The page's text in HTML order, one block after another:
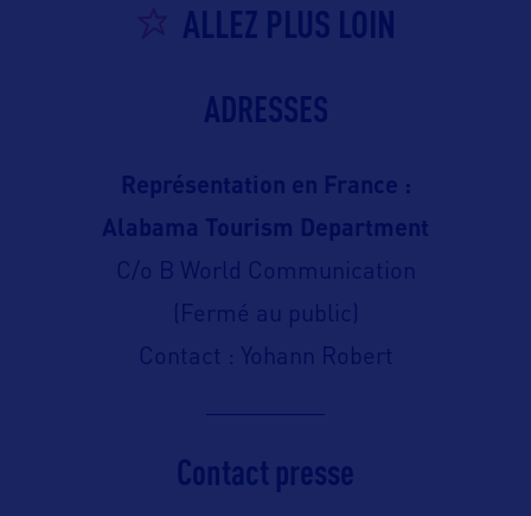
ALLEZ PLUS LOIN
ADRESSES
Représentation en France :
Alabama Tourism Department
C/o B World Communication
(Fermé au public)
Contact : Yohann Robert
Contact presse